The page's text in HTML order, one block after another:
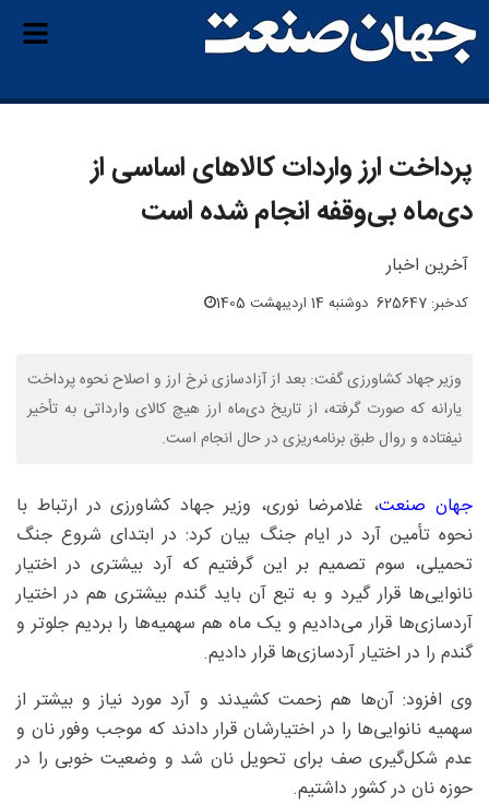
پرداخت ارز واردات کالاهای اساسی از
دی‌ماه بی‌وقفه انجام شده است
آخرین اخبار
کدخبر: 625647 دوشنبه 14 اردیبهشت 1405
وزیر جهاد کشاورزی گفت: بعد از آزادسازی نرخ ارز و اصلاح نحوه پرداخت
یارانه که صورت گرفته، از تاریخ دی‌ماه ارز هیچ کالای وارداتی به تأخیر
نیفتاده و روال طبق برنامه‌ریزی در حال انجام است.
جهان صنعت، غلامرضا نوری، وزیر جهاد کشاورزی در ارتباط با
نحوه تأمین آرد در ایام جنگ بیان کرد: در ابتدای شروع جنگ
تحمیلی، سوم تصمیم بر این گرفتیم که آرد بیشتری در اختیار
نانوایی‌ها قرار گیرد و به تبع آن باید گندم بیشتری هم در اختیار
آردسازی‌ها قرار می‌دادیم و یک ماه هم سهمیه‌ها را بردیم جلوتر و
گندم را در اختیار آردسازی‌ها قرار دادیم.
وی افزود: آن‌ها هم زحمت کشیدند و آرد مورد نیاز و بیشتر از
سهمیه نانوایی‌ها را در اختیارشان قرار دادند که موجب وفور نان و
عدم شکل‌گیری صف برای تحویل نان شد و وضعیت خوبی را در
حوزه نان در کشور داشتیم.